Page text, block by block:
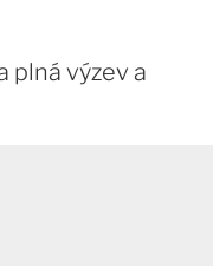
plná výzev a